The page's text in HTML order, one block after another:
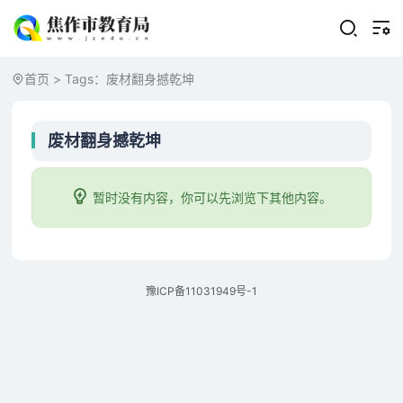
首页 > Tags：废材翻身撼乾坤
废材翻身撼乾坤
暂时没有内容，你可以先浏览下其他内容。
豫ICP备11031949号-1